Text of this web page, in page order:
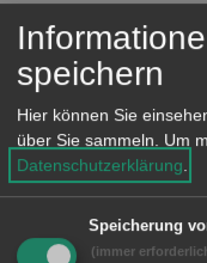
Geldbeutel
Medaille
Strickweste
speichern
Hier können Sie
über Sie sammeln. Um
Datenschutzerklärung.
Speicherung
(immer